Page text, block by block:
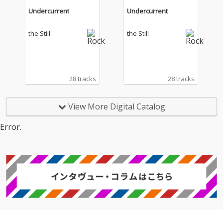
Undercurrent
the Still
28 tracks
Undercurrent
the Still
28 tracks
View More Digital Catalog
Error.